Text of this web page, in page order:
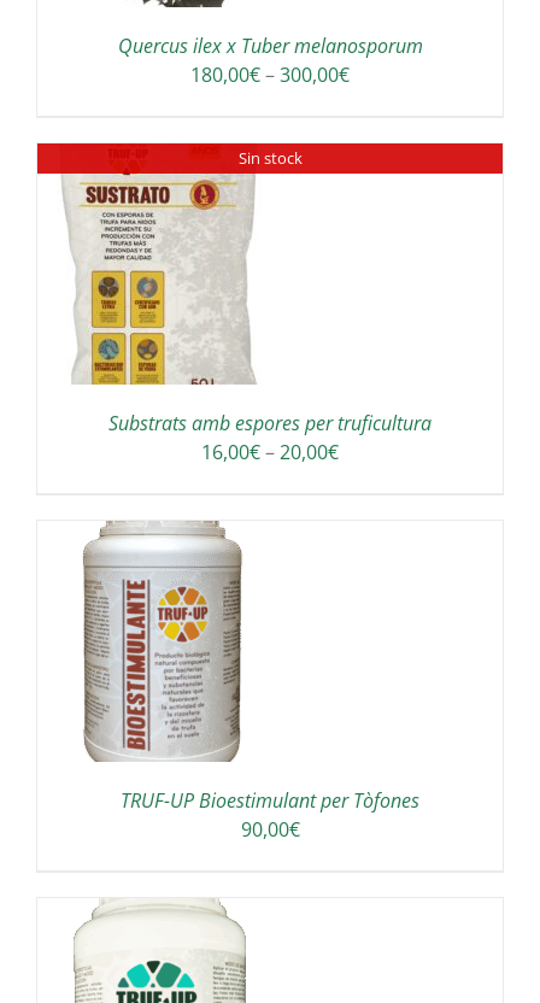
Quercus ilex x Tuber melanosporum
180,00€–300,00€Interval
Sin stock
Substrats amb espores per truficultura
16,00€–20,00€Interval
TRUF-UP Bioestimulant per Tòfones
90,00€